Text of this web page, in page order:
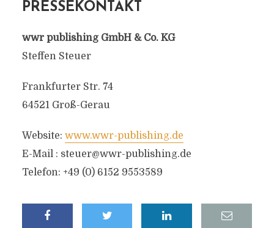
PRESSEKONTAKT
wwr publishing GmbH & Co. KG
Steffen Steuer
Frankfurter Str. 74
64521 Groß-Gerau
Website: www.wwr-publishing.de
E-Mail : steuer@wwr-publishing.de
Telefon: +49 (0) 6152 9553589